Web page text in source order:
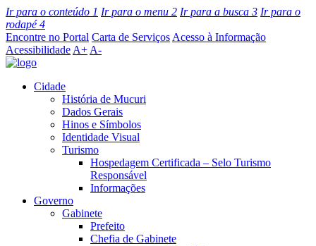
Ir para o conteúdo 1 Ir para o menu 2 Ir para a busca 3 Ir para o
rodapé4
Encontre no Portal Carta de Serviços Acesso à Informação
Acessibilidade A+ A-
Cidade
História de Mucuri
Dados Gerais
Hinos e Símbolos
Identidade Visual
Turismo
Hospedagem Certificada – Selo Turismo
Responsável
Informações
Governo
Gabinete
Prefeito
Chefia de Gabinete